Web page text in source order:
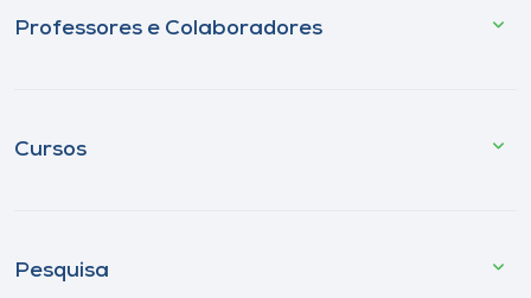
Professores e Colaboradores
Cursos
Pesquisa